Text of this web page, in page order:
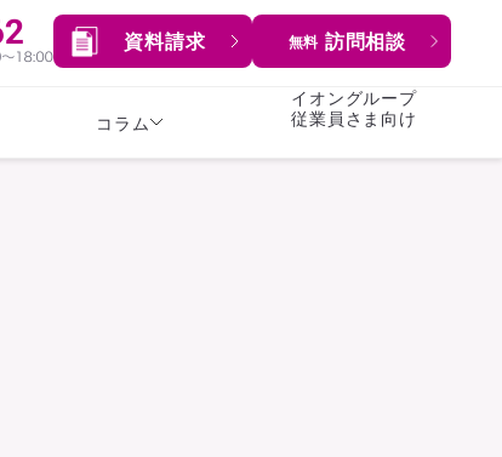
資料請求 無料 訪問相談
コラム
イオングループ
従業員さま向け